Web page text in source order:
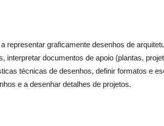
representar graficamente desenhos de
interpretar documentos de apoio (plantas,
técnicas de desenhos, definir formatos e
e a desenhar detalhes de projetos.